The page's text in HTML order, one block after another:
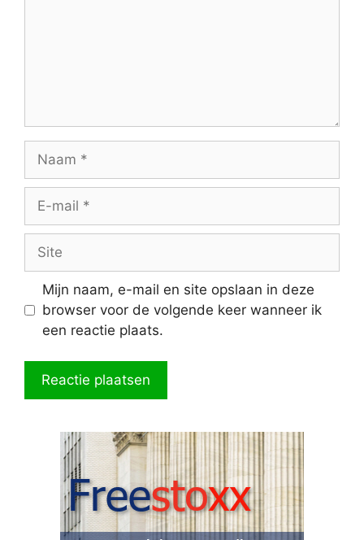
mail
Mijn naam, e-mail en site opslaan in deze
browser voor de volgende keer wanneer ik
een reactie plaats.